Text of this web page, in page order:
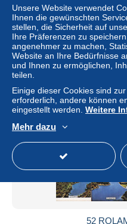
52
Status
Neu
52
Unsere Website verwendet
Ihnen die gewünschten
stellen, die Sicherheit auf
Ihre Präferenzen zu
angenehmer zu machen,
Website an Ihre Bedürfnisse
und Ihnen zu ermöglichen,
teilen.
Einige dieser Cookies sind
erforderlich, andere können
eingestellt werden. Weitere
Mehr dazu